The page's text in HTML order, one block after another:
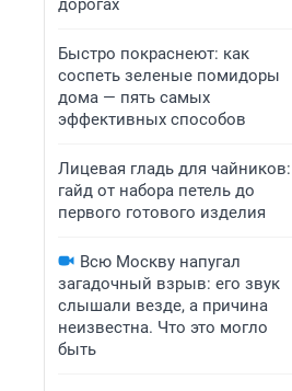
дорогах
Быстро покраснеют: как
соспеть зеленые помидоры
дома — пять самых
эффективных способов
Лицевая гладь для чайников:
гайд от набора петель до
первого готового изделия
Всю Москву напугал
загадочный взрыв: его звук
слышали везде, а причина
неизвестна. Что это могло
быть